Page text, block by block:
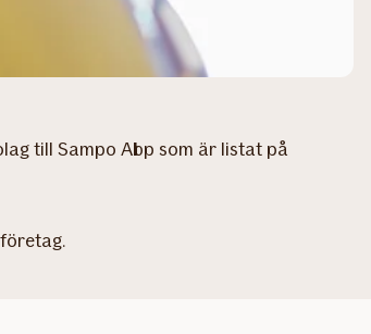
till Sampo Abp som är listat på